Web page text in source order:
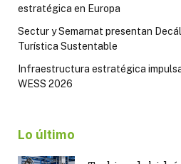
estratégica en Europa
Sectur y Semarnat presentan
Turística Sustentable
Infraestructura estratégica
WESS 2026
Lo último